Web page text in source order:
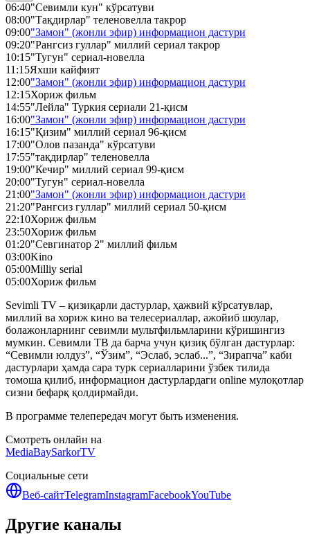
06:40"Севимли кун" кўрсатуви
08:00"Тақдирлар" теленовелла такрор
09:00"Замон" (жонли эфир) информацион дастури
09:20"Рангсиз гуллар" миллий сериал такрор
10:15"Тугун" сериал-новелла
11:15Яхши кайфият
12:00"Замон" (жонли эфир) информацион дастури
12:15Хориж фильм
14:55"Лейла" Туркия сериали 21-қисм
16:00"Замон" (жонли эфир) информацион дастури
16:15"Қизим" миллий сериал 96-қисм
17:00"Олов пазанда" кўрсатуви
17:55"тақдирлар" теленовелла
19:00"Кечир" миллий сериал 99-қисм
20:00"Тугун" сериал-новелла
21:00"Замон" (жонли эфир) информацион дастури
21:20"Рангсиз гуллар" миллий сериал 50-қисм
22:10Хориж фильм
23:50Хориж фильм
01:20"Севгинатор 2" миллий фильм
03:00Kino
05:00Milliy serial
05:00Хориж фильм
Sevimli TV – қизиқарли дастурлар, ҳажвий кўрсатувлар,
миллий ва хориж кино ва телесериаллар, ажойиб шоулар,
болажонларнинг севимли мультфильмларини кўришингиз
мумкин. Севимли ТВ да барча учун қизиқ бўлган дастурлар:
“Севимли юлдуз”, “Ўзим”, “Эслаб, эслаб...”, “Зирапча” каби
дастурлари ҳамда сара турк сериалларини ўзбек тилида
томоша қилиб, информацион дастурлардаги online мулоқотлар
сизни бефарқ қолдирмайди.
В программе телепередач могут быть изменения.
Смотреть онлайн на
MediaBaySarkorTV
Социальные сети
Веб-сайтTelegramInstagramFacebookYouTube
Другие каналы